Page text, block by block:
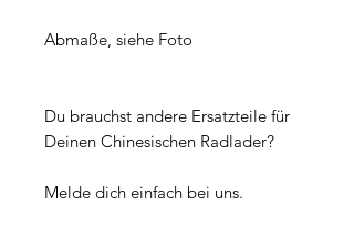
Abmaße, siehe Foto
Du brauchst andere Ersatzteile für
Deinen Chinesischen Radlader?
Melde dich einfach bei uns.